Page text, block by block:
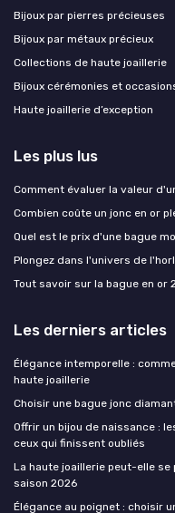
Bijoux par pierres précieuses
Bijoux par métaux précieux
Collections de haute joaillerie
Bijoux cérémonies et
Haute joaillerie d’exception
Les plus lus
Comment évaluer la valeur
Combien coûte un jonc en or
Quel est le prix d'une bague
Plongez dans l'univers de
Tout savoir sur la bague en or
Les derniers articles
Élégance intemporelle :
haute joaillerie
Choisir une bague jonc
Offrir un bijou de naissance :
ceux qui finissent oubliés
La haute joaillerie peut-elle se
saison 2026
Élégance au poignet : choisir